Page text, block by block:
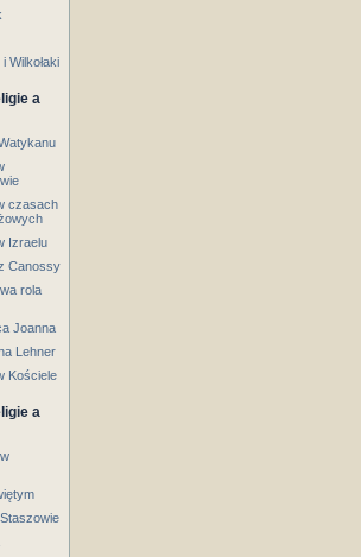
Wilkołaki
a
czasach
Izraelu
Canossy
rola
Joanna
Lehner
Kościele
a